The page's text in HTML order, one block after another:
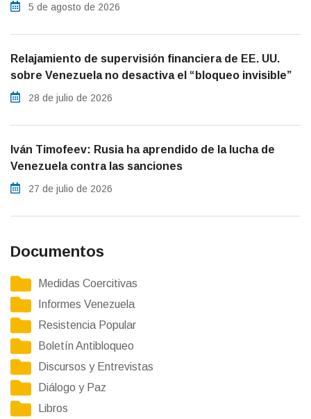
5 de agosto de 2026
Relajamiento de supervisión financiera de EE. UU.
sobre Venezuela no desactiva el “bloqueo invisible”
28 de julio de 2026
Iván Timofeev: Rusia ha aprendido de la lucha de
Venezuela contra las sanciones
27 de julio de 2026
Documentos
Medidas Coercitivas
Informes Venezuela
Resistencia Popular
Boletín Antibloqueo
Discursos y Entrevistas
Diálogo y Paz
Libros